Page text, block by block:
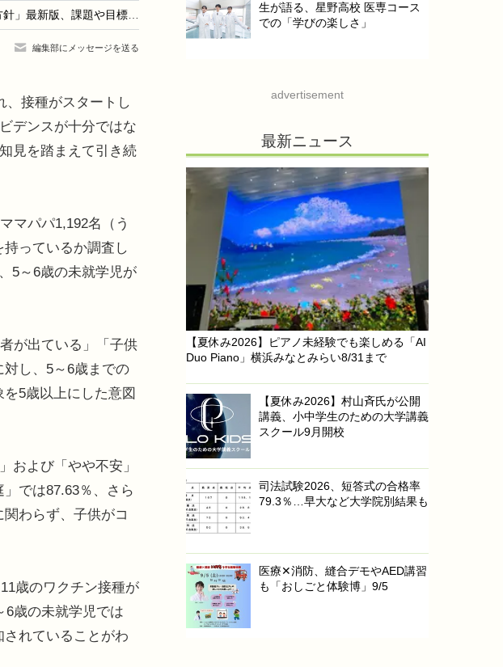
東京都「子供政策強化の方針」最新版、課題や目標値など
編集部にメッセージを送る
、接種がスタートし
デンスが十分ではな
見を踏まえて引き続
マパパ1,192名（う
っているか調査し
5～6歳の未就学児が
が出ている」「子供
し、5～6歳までの
5歳以上にした意図
および「やや不安」
では87.63％、さら
わらず、子供がコ
歳のワクチン接種が
6歳の未就学児では
れていることがわ
生が語る、星野高校 医専コース
での「学びの楽しさ」
advertisement
最新ニュース
【夏休み2026】ピアノ未経験でも楽しめる「AI
Duo Piano」横浜みなとみらい8/31まで
【夏休み2026】村山斉氏が公開
講義、小中学生のための大学講義
スクール9月開校
司法試験2026、短答式の合格率
79.3％…早大など大学院別結果も
医療✕消防、縫合デモやAED講習
も「おしごと体験博」9/5